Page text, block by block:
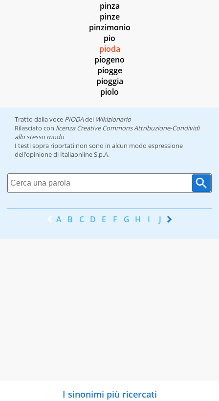
pinza
pinze
pinzimonio
pio
pioda
piogeno
piogge
pioggia
piolo
Tratto dalla voce PIODAdel Wikizionario
Rilasciato con licenza Creative Commons Attribuzione-Condividi
allo stesso modo
I testi sopra riportati non sono in alcun modo espressione
dell’opinione di Italiaonline S.p.A.
A B C D E F G H I J K
I sinonimi più ricercati